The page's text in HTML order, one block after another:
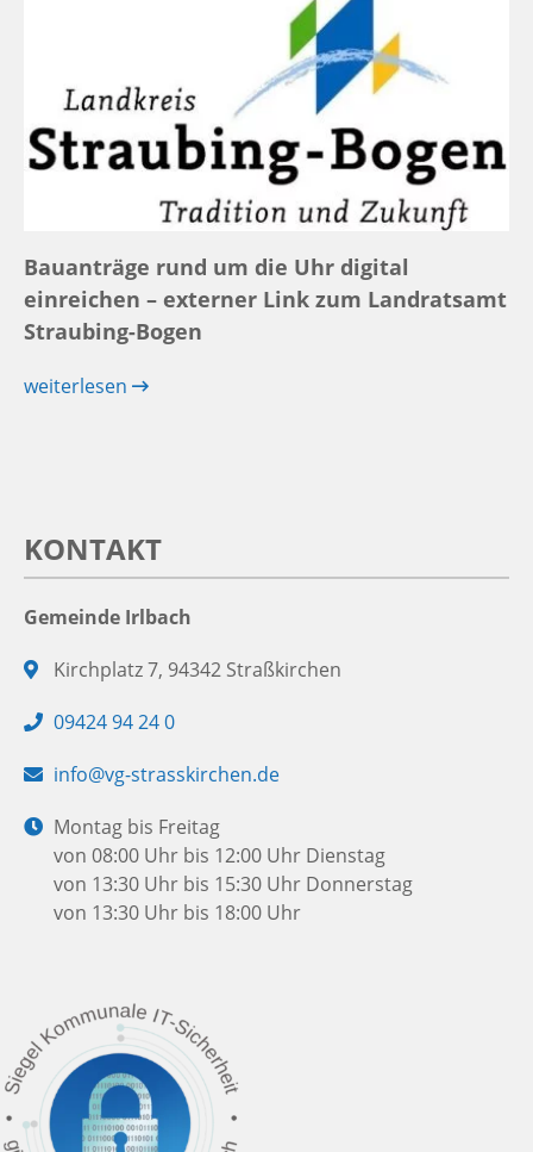
Bauanträge rund um die Uhr digital
einreichen – externer Link zum Landratsamt
Straubing-Bogen
weiterlesen
KONTAKT
Gemeinde Irlbach
Adresse:
Kirchplatz 7, 94342 Straßkirchen
Telefon:
09424 94 24 0
E- info@vg-strasskirchen.de
Öffnungszeiten:
Montag bis Freitag
von 08:00 Uhr bis 12:00 Uhr Dienstag
von 13:30 Uhr bis 15:30 Uhr Donnerstag
von 13:30 Uhr bis 18:00 Uhr